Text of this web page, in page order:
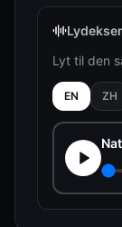
Toget er
Lyt til den
EN ZH